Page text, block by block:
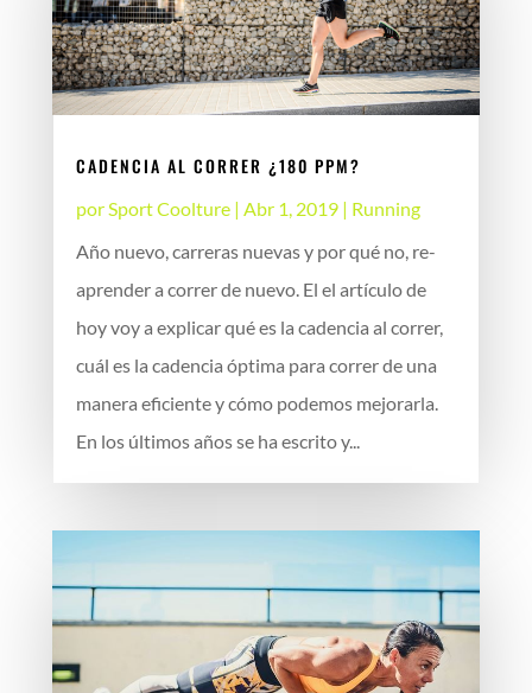
CADENCIA AL CORRER ¿180 PPM?
porSport Coolture| Abr 1, 2019| Running
Año nuevo, carreras nuevas y por qué no, re-
aprender a correr de nuevo. El el artículo de
hoy voy a explicar qué es la cadencia al correr,
cuál es la cadencia óptima para correr de una
manera eficiente y cómo podemos mejorarla.
En los últimos años se ha escrito y...